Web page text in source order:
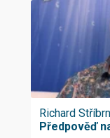
Richard
Předpověď